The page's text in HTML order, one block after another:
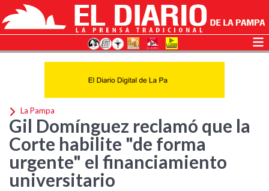
La Pampa
Gil Domínguez reclamó que la
Corte habilite "de forma
urgente" el financiamiento
universitario